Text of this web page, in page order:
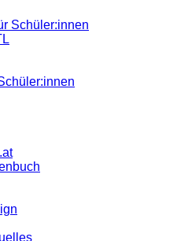
Schüler:innen